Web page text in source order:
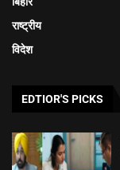
राष्ट्रीय
विदेश
EDTIOR'S PICKS